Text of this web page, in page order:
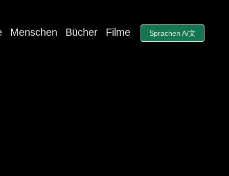
Menschen Bücher Filme Sprachen A/文